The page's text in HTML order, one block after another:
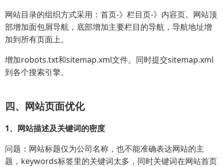
网站目录的组织方式采用：首页-》栏目页-》内容页。网站顶
部增加面包屑导航，底部增加主要栏目的导航，导航地址增
加到所有页面上。
增加robots.txt和sitemap.xml文件。同时提交sitemap.xml
到各个搜索引擎。
四、网站页面优化
1、网站描述及关键词的密度
问题：网站标题仅为公司名称，也不能准确表达网站的主
题，keywords标签里的关键词太多，同时关键词在网站首页